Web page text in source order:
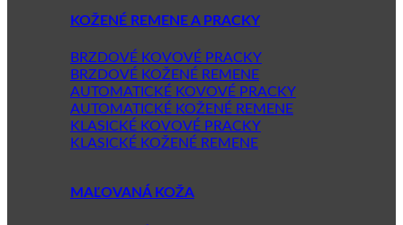
KOŽENÉ REMENE A PRACKY
BRZDOVÉ KOVOVÉ PRACKY
BRZDOVÉ KOŽENÉ REMENE
AUTOMATICKÉ KOVOVÉ PRACKY
AUTOMATICKÉ KOŽENÉ REMENE
KLASICKÉ KOVOVÉ PRACKY
KLASICKÉ KOŽENÉ REMENE
MAĽOVANÁ KOŽA